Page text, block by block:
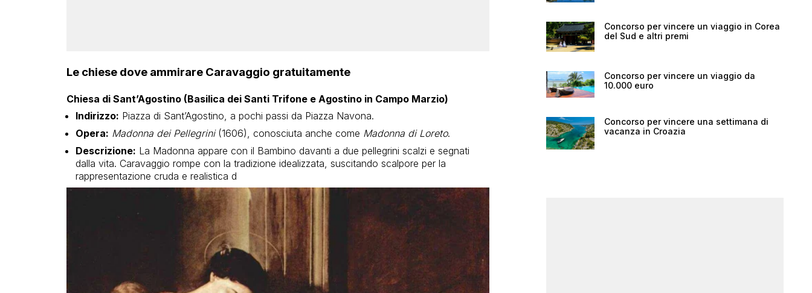
Le chiese dove ammirare Caravaggio gratuitamente
Chiesa di Sant’Agostino (Basilica dei Santi Trifone e Agostino in Campo Marzio)
Indirizzo: Piazza di Sant’Agostino, a pochi passi da Piazza Navona.
Opera: Madonna dei Pellegrini(1606), conosciuta anche come Madonna di Loreto.
Descrizione: La Madonna appare con il Bambino davanti a due pellegrini scalzi e segnati
dalla vita. Caravaggio rompe con la tradizione idealizzata, suscitando scalpore per la
rappresentazione cruda e realistica d
Concorso per vincere un viaggio in Corea
del Sud e altri premi
Concorso per vincere un viaggio da
10.000 euro
Concorso per vincere una settimana di
vacanza in Croazia